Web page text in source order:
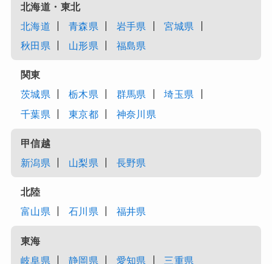
北海道・東北
北海道
青森県 岩手県
宮城県
秋田県
山形県 福島県
関東
茨城県
栃木県 群馬県
埼玉県
千葉県
東京都 神奈川県
甲信越
新潟県
山梨県 長野県
北陸
富山県
石川県 福井県
東海
岐阜県
静岡県 愛知県 三重県